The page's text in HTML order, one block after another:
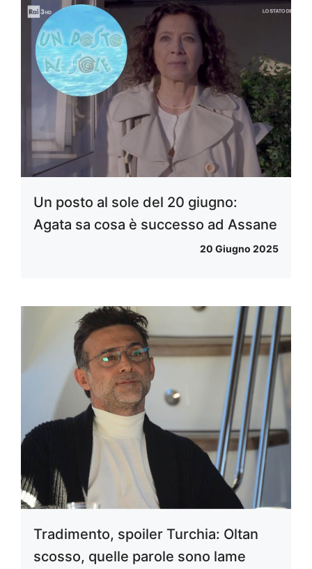
Un posto al sole del 20 giugno:
Agata sa cosa è successo ad Assane
20 Giugno 2025
Tradimento, spoiler Turchia: Oltan
scosso, quelle parole sono lame